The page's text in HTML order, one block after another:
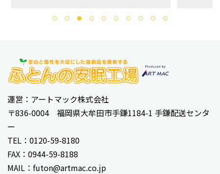
1 2 3 5 6
運営：アートマック株式会社
〒836-0004 福岡県大牟田市手鎌1184-1 手鎌配送センタ
ー
TEL：0120-59-8180
FAX：0944-59-8188
MAIL：futon@artmac.co.jp